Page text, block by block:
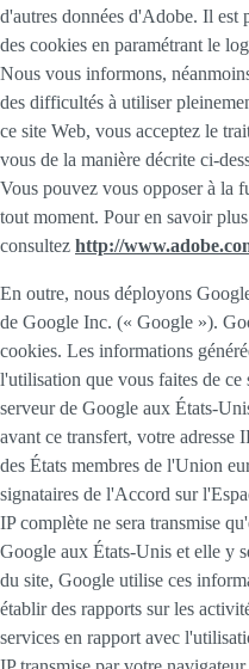
d'autres données d'Adobe. Il est
des cookies en paramétrant le
Nous vous informons,
des difficultés à utiliser
ce site Web, vous acceptez le
vous de la manière décrite ci-
Vous pouvez vous opposer à la
tout moment. Pour en savoir
consultez http://
En outre, nous déployons
de Google Inc. (« Google »).
cookies. Les informations
l'utilisation que vous faites de ce
serveur de Google aux États-
avant ce transfert, votre adresse
des États membres de l'Union
signataires de l'Accord sur
IP complète ne sera transmise
Google aux États-Unis et elle y
du site, Google utilise ces
établir des rapports sur les
services en rapport avec